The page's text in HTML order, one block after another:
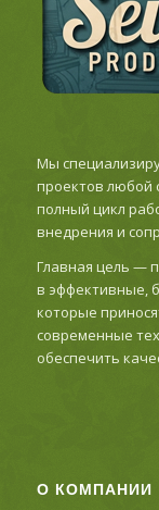
Мы
проектов любой
полный цикл
внедрения и
Главная цель —
в эффективные,
которые
современные
обеспечить
О КОМПАНИИ